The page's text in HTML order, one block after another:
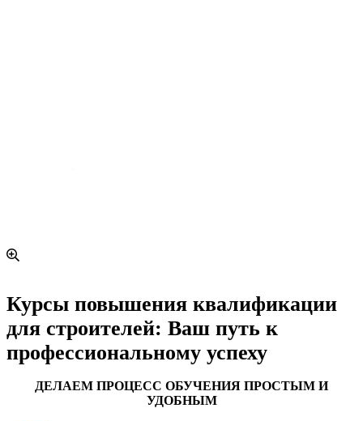
Курсы повышения квалификации
для строителей: Ваш путь к
профессиональному успеху
ДЕЛАЕМ ПРОЦЕСС ОБУЧЕНИЯ ПРОСТЫМ И
УДОБНЫМ